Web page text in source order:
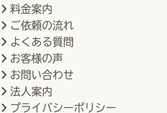
料金案内
ご依頼の流れ
よくある質問
お客様の声
お問い合わせ
法人案内
プライバシーポリシー